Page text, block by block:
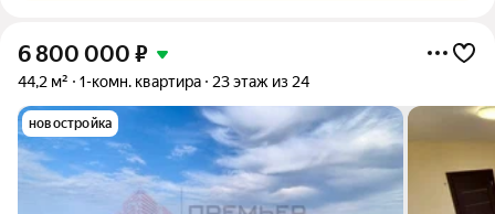
6 800 000 ₽
44,2 м² 1-комн. квартира 23 этаж из 24
новостройка